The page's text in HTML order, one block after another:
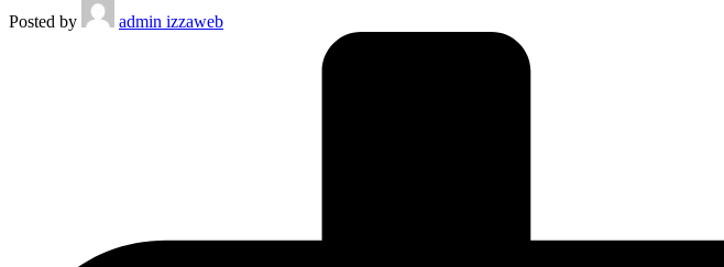
Posted by
admin izzaweb